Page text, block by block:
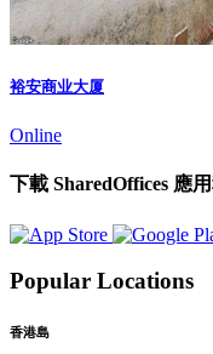
裕安商业大厦
Online
下載 SharedOffices 應
Popular Locations
香港島